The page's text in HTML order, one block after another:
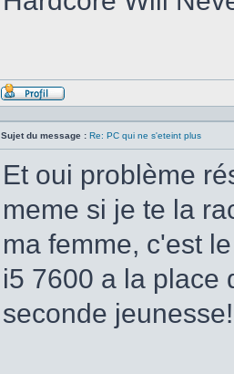
Profil
Sujet du message : Re: PC qui ne s'eteint plus
Et oui problème
meme si je te la
ma femme, c'est
i5 7600 a la place
seconde